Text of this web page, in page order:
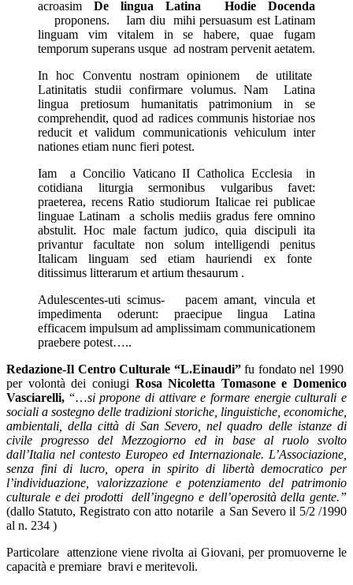
acroasim De lingua Latina Hodie Docenda
proponens. Iam diu mihi persuasum est Latinam
linguam vim vitalem in se habere, quae fugam
temporum superans usque ad nostram pervenit aetatem.
In hoc Conventu nostram opinionem de utilitate
Latinitatis studii confirmare volumus. Nam Latina
lingua pretiosum humanitatis patrimonium in se
comprehendit, quod ad radices communis historiae nos
reducit et validum communicationis vehiculum inter
nationes etiam nunc fieri potest.
Iam a Concilio Vaticano II Catholica Ecclesia in
cotidiana liturgia sermonibus vulgaribus favet:
praeterea, recens Ratio studiorum Italicae rei publicae
linguae Latinam a scholis mediis gradus fere omnino
abstulit. Hoc male factum judico, quia discipuli ita
privantur facultate non solum intelligendi penitus
Italicam linguam sed etiam hauriendi ex fonte
ditissimus litterarum et artium thesaurum .
Adulescentes-uti scimus- pacem amant, vincula et
impedimenta oderunt: praecipue lingua Latina
efficacem impulsum ad amplissimam communicationem
praebere potest…..
Redazione-Il Centro Culturale “L.Einaudi”fu fondato nel 1990
per volontà dei coniugi Rosa Nicoletta Tomasone e Domenico
Vasciarelli, “…si propone di attivare e formare energie culturali e
sociali a sostegno delle tradizioni storiche, linguistiche, economiche,
ambientali, della città di San Severo, nel quadro delle istanze di
civile progresso del Mezzogiorno ed in base al ruolo svolto
dall’Italia nel contesto Europeo ed Internazionale. L’Associazione,
senza fini di lucro, opera in spirito di libertà democratico per
l’individuazione, valorizzazione e potenziamento del patrimonio
culturale e dei prodotti dell’ingegno e dell’operosità della gente.”
(dallo Statuto, Registrato con atto notarile a San Severo il 5/2 /1990
al n. 234 )
Particolare attenzione viene rivolta ai Giovani, per promuoverne le
capacità e premiare bravi e meritevoli.